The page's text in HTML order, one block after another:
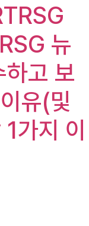
뉴
고 보
유(및
가지 이